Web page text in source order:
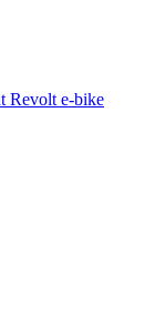
Revolt e-bike